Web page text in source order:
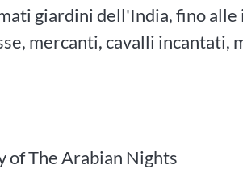
giardini dell'India, fino alle
mercanti, cavalli incantati,
of The Arabian Nights